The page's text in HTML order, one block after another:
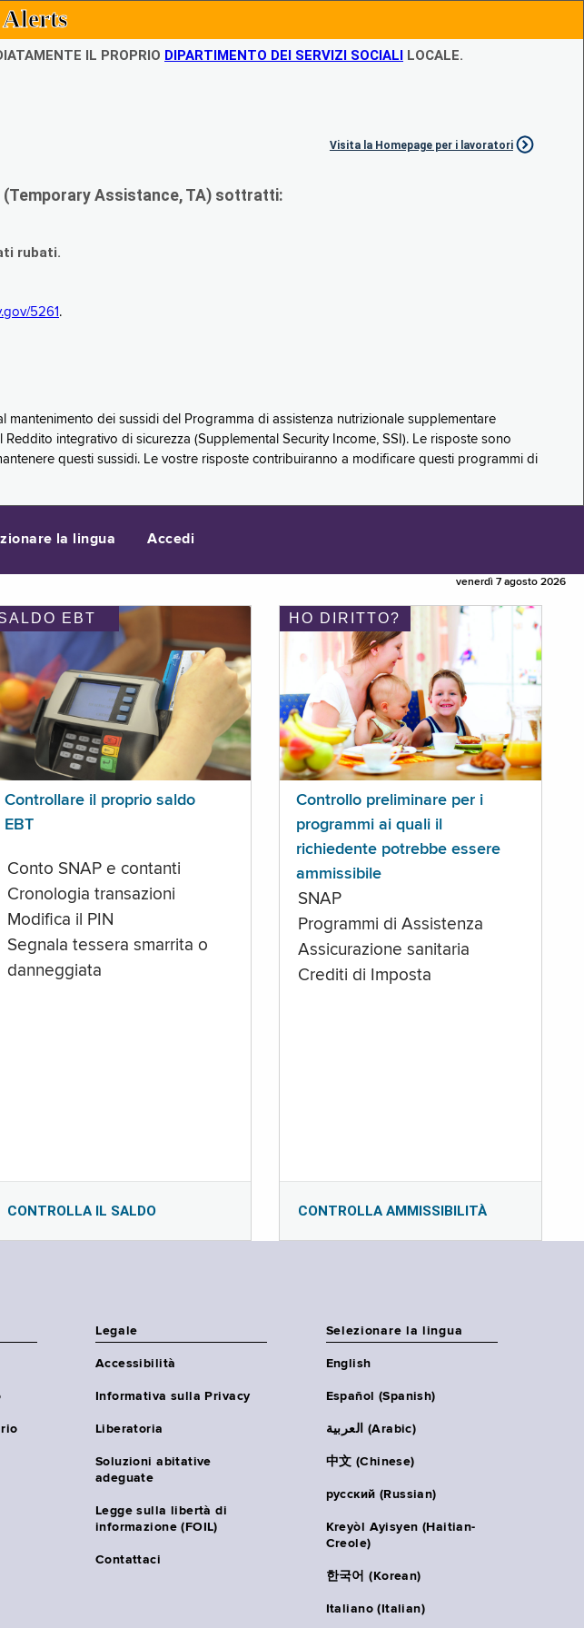
IL PROPRIO DIPARTIMENTO DEI SERVIZI SOCIALI LOCALE.
Visita la Homepage per i lavoratori
Assistance, TA) sottratti:
rubati.
5261.
dei sussidi del Programma di assistenza nutrizionale supplementare
integrativo di sicurezza (Supplemental Security Income, SSI). Le risposte sono
questi sussidi. Le vostre risposte contribuiranno a modificare questi programmi di
la lingua Accedi
venerdì 7 agosto 2026
EBT
Controllare il proprio saldo
EBT
Conto SNAP e contanti
Cronologia transazioni
Modifica il PIN
Segnala tessera smarrita o
danneggiata
CONTROLLA IL SALDO
HO DIRITTO?
Controllo preliminare per i
programmi ai quali il
richiedente potrebbe essere
ammissibile
SNAP
Programmi di Assistenza
Assicurazione sanitaria
Crediti di Imposta
CONTROLLA AMMISSIBILITÀ
Legale
Accessibilità
Informativa sulla Privacy
Liberatoria
Soluzioni abitative
adeguate
Legge sulla libertà di
informazione (FOIL)
Contattaci
Selezionare la lingua
English
Español (Spanish)
العربية (Arabic)
中文 (Chinese)
русский (Russian)
Kreyòl Ayisyen (Haitian-
Creole)
한국어 (Korean)
Italiano (Italian)